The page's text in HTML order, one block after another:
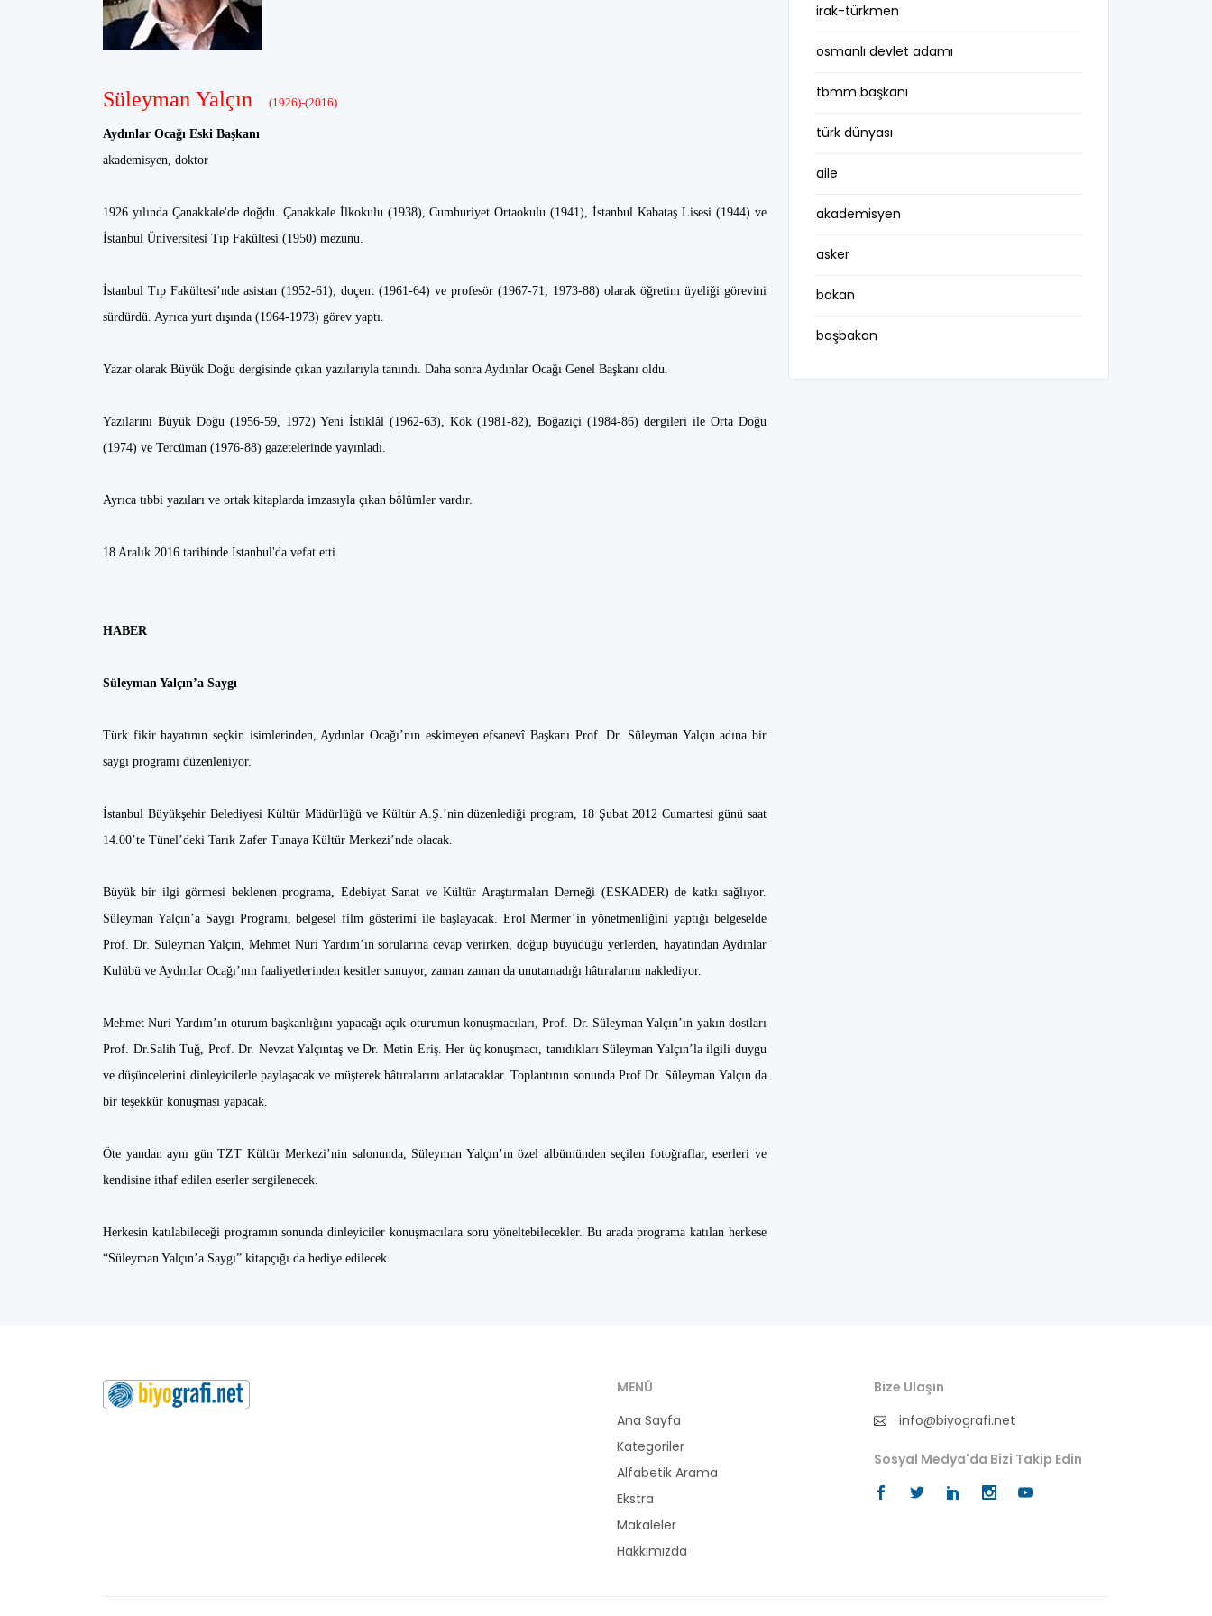
Süleyman Yalçın (1926)-(2016)
Aydınlar Ocağı Eski Başkanı
akademisyen, doktor
1926 yılında Çanakkale'de doğdu. Çanakkale İlkokulu (1938), Cumhuriyet Ortaokulu (1941), İstanbul Kabataş Lisesi (1944) ve
İstanbul Üniversitesi Tıp Fakültesi (1950) mezunu.
İstanbul Tıp Fakültesi’nde asistan (1952-61), doçent (1961-64) ve profesör (1967-71, 1973-88) olarak öğretim üyeliği görevini
sürdürdü. Ayrıca yurt dışında (1964-1973) görev yaptı.
Yazar olarak Büyük Doğu dergisinde çıkan yazılarıyla tanındı. Daha sonra Aydınlar Ocağı Genel Başkanı oldu.
Yazılarını Büyük Doğu (1956-59, 1972) Yeni İstiklâl (1962-63), Kök (1981-82), Boğaziçi (1984-86) dergileri ile Orta Doğu
(1974) ve Tercüman (1976-88) gazetelerinde yayınladı.
Ayrıca tıbbi yazıları ve ortak kitaplarda imzasıyla çıkan bölümler vardır.
18 Aralık 2016 tarihinde İstanbul'da vefat etti.
HABER
Süleyman Yalçın’a Saygı
Türk fikir hayatının seçkin isimlerinden, Aydınlar Ocağı’nın eskimeyen efsanevî Başkanı Prof. Dr. Süleyman Yalçın adına bir
saygı programı düzenleniyor.
İstanbul Büyükşehir Belediyesi Kültür Müdürlüğü ve Kültür A.Ş.’nin düzenlediği program, 18 Şubat 2012 Cumartesi günü saat
14.00’te Tünel’deki Tarık Zafer Tunaya Kültür Merkezi’nde olacak.
Büyük bir ilgi görmesi beklenen programa, Edebiyat Sanat ve Kültür Araştırmaları Derneği (ESKADER) de katkı sağlıyor.
Süleyman Yalçın’a Saygı Programı, belgesel film gösterimi ile başlayacak. Erol Mermer’in yönetmenliğini yaptığı belgeselde
Prof. Dr. Süleyman Yalçın, Mehmet Nuri Yardım’ın sorularına cevap verirken, doğup büyüdüğü yerlerden, hayatından Aydınlar
Kulübü ve Aydınlar Ocağı’nın faaliyetlerinden kesitler sunuyor, zaman zaman da unutamadığı hâtıralarını naklediyor.
Mehmet Nuri Yardım’ın oturum başkanlığını yapacağı açık oturumun konuşmacıları, Prof. Dr. Süleyman Yalçın’ın yakın dostları
Prof. Dr.Salih Tuğ, Prof. Dr. Nevzat Yalçıntaş ve Dr. Metin Eriş. Her üç konuşmacı, tanıdıkları Süleyman Yalçın’la ilgili duygu
ve düşüncelerini dinleyicilerle paylaşacak ve müşterek hâtıralarını anlatacaklar. Toplantının sonunda Prof.Dr. Süleyman Yalçın da
bir teşekkür konuşması yapacak.
Öte yandan aynı gün TZT Kültür Merkezi’nin salonunda, Süleyman Yalçın’ın özel albümünden seçilen fotoğraflar, eserleri ve
kendisine ithaf edilen eserler sergilenecek.
Herkesin katılabileceği programın sonunda dinleyiciler konuşmacılara soru yöneltebilecekler. Bu arada programa katılan herkese
“Süleyman Yalçın’a Saygı” kitapçığı da hediye edilecek.
irak-türkmen
osmanlı devlet adamı
tbmm başkanı
türk dünyası
aile
akademisyen
asker
bakan
başbakan
belediye başkanı
MENÜ
Ana Sayfa
Kategoriler
Alfabetik Arama
Ekstra
Makaleler
Hakkımızda
Bize Ulaşın
info@biyografi.net
Sosyal Medya'da Bizi Takip Edin